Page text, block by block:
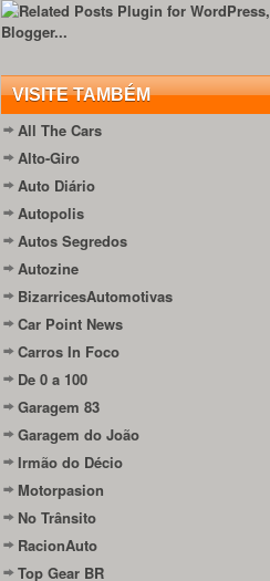
VISITE TAMBÉM
All The Cars
Alto-Giro
Auto Diário
Autopolis
Autos Segredos
Autozine
BizarricesAutomotivas
Car Point News
Carros In Foco
De 0 a 100
Garagem 83
Garagem do João
Irmão do Décio
Motorpasion
No Trânsito
RacionAuto
Top Gear BR